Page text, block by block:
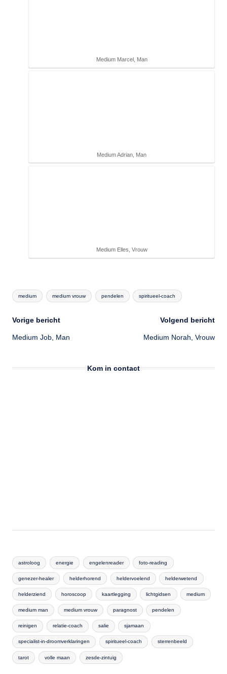
Medium Marcel, Man
Medium Adrian, Man
Medium Elles, Vrouw
Tags:
medium medium vrouw pendelen spiritueel-coach
Bericht
navigatie
Vorige bericht
Medium Job, Man
Volgend bericht
Medium Norah, Vrouw
Kom in contact
astroloog energie engelenreader foto-reading
genezer-healer helderhorend heldervoelend helderwetend
helderziend horoscoop kaartlegging lichtgidsen medium
medium man medium vrouw paragnost pendelen
reinigen relatie-coach salie sjamaan
specialist-in-droomverklaringen spiritueel-coach sterrenbeeld
tarot volle maan zesde-zintuig